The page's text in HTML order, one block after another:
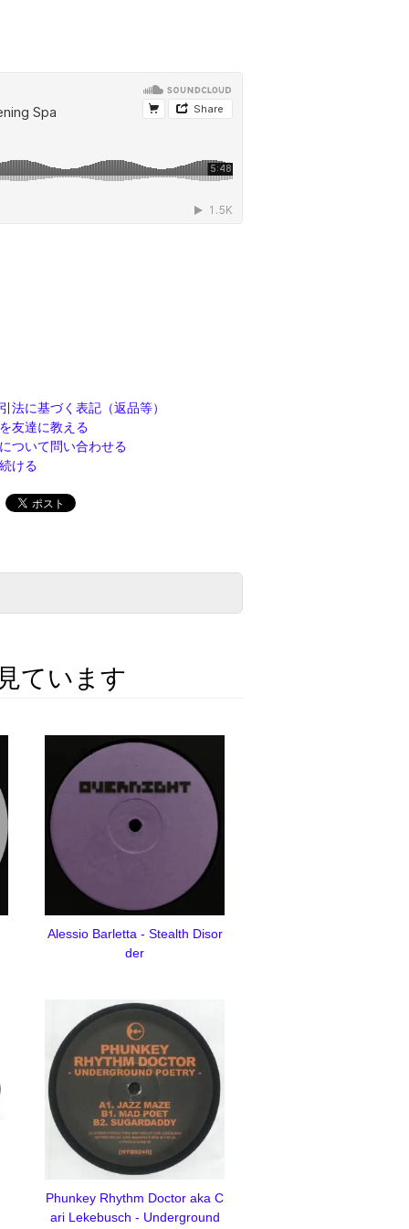
法に基づく表記（返品等）
友達に教える
ついて問い合わせる
ける
ています
Alessio Barletta - Stealth Disor
der
Phunkey Rhythm Doctor aka C
ari Lekebusch - Underground